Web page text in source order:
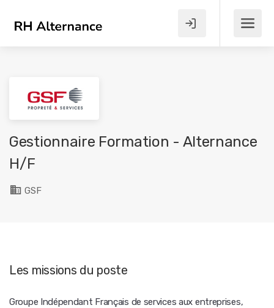
Gestionnaire Formation - Alternance
H/F
GSF
Les missions du poste
Groupe Indépendant Français de services aux entreprises,